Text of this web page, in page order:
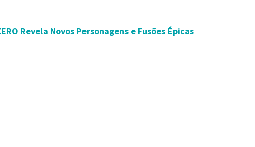
Revela Novos Personagens e Fusões Épicas